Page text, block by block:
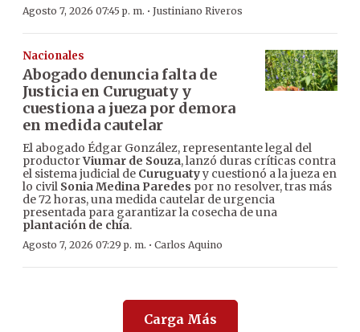
Agosto 7, 2026 07:45 p. m. · Justiniano Riveros
Nacionales
Abogado denuncia falta de
Justicia en Curuguaty y
cuestiona a jueza por demora
en medida cautelar
El abogado Édgar González, representante legal del
productorViumar de Souza, lanzó duras críticas contra
el sistema judicial de Curuguatyy cuestionó a la jueza en
lo civil Sonia Medina Paredes por no resolver, tras más
de 72 horas, una medida cautelar de urgencia
presentada para garantizar la cosecha de una
plantación de chía.
Agosto 7, 2026 07:29 p. m. · Carlos Aquino
Carga Más